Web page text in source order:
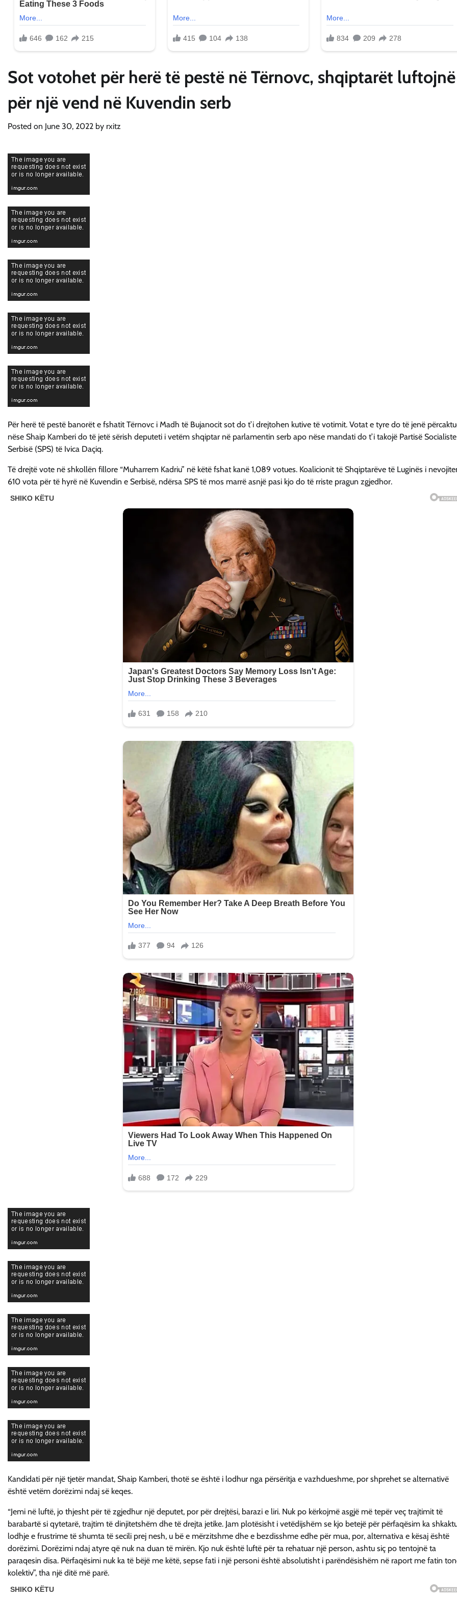
Sot votohet për herë të pestë në Tërnovc, shqiptarët luftojnë
për një vend në Kuvendin serb
Posted on June 30, 2022 by rxitz
Për herë të pestë banorët e fshatit Tërnovc i Madh të Bujanocit sot do t’i drejtohen kutive të votimit. Votat e tyre do të jenë
nëse Shaip Kamberi do të jetë sërish deputeti i vetëm shqiptar në parlamentin serb apo nëse mandati do t’i takojë Partisë
Serbisë (SPS) të Ivica Daçiq.
Të drejtë vote në shkollën fillore “Muharrem Kadriu” në këtë fshat kanë 1,089 votues. Koalicionit të Shqiptarëve të Luginës i
610 vota për të hyrë në Kuvendin e Serbisë, ndërsa SPS të mos marrë asnjë pasi kjo do të rriste pragun zgjedhor.
Kandidati për një tjetër mandat, Shaip Kamberi, thotë se është i lodhur nga përsëritja e vazhdueshme, por shprehet se alternativë
është vetëm dorëzimi ndaj së keqes.
“Jemi në luftë, jo thjesht për të zgjedhur një deputet, por për drejtësi, barazi e liri. Nuk po kërkojmë asgjë më tepër veç trajtimit të
barabartë si qytetarë, trajtim të dinjitetshëm dhe të drejta jetike. Jam plotësisht i vetëdijshëm se kjo betejë për përfaqësim ka
lodhje e frustrime të shumta të secili prej nesh, u bë e mërzitshme dhe e bezdisshme edhe për mua, por, alternativa e kësaj është
dorëzimi. Dorëzimi ndaj atyre që nuk na duan të mirën. Kjo nuk është luftë për ta rehatuar një person, ashtu siç po tentojnë ta
paraqesin disa. Përfaqësimi nuk ka të bëjë me këtë, sepse fati i një personi është absolutisht i parëndësishëm në raport me fatin
kolektiv”, tha një ditë më parë.